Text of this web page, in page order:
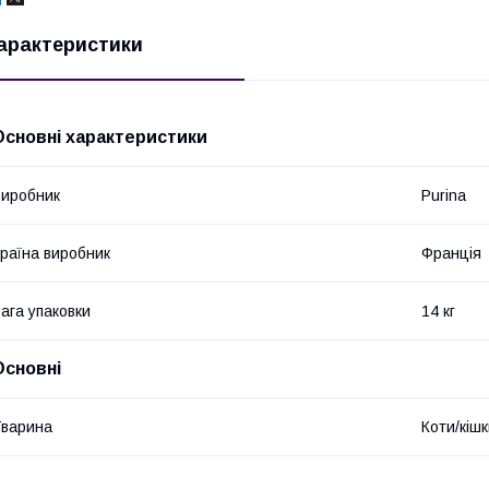
характеристики
Purina
виробник Франція
упаковки 14 кг
Коти/